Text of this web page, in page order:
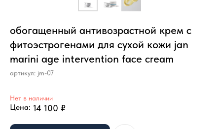
обогащенный антивозрастной крем с
фитоэстрогенами для сухой кожи jan
marini age intervention face cream
артикул: jm-07
Цена: 14 100 ₽
Нет в наличии